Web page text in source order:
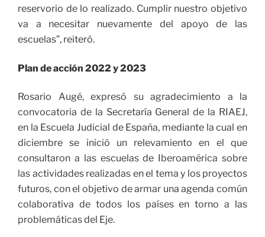
reservorio de lo realizado. Cumplir nuestro objetivo
va a necesitar nuevamente del apoyo de las
escuelas”, reiteró.
Plan de acción 2022 y 2023
Rosario Augé, expresó su agradecimiento a la
convocatoria de la Secretaría General de la RIAEJ,
en la Escuela Judicial de España, mediante la cual en
diciembre se inició un relevamiento en el que
consultaron a las escuelas de Iberoamérica sobre
las actividades realizadas en el tema y los proyectos
futuros, con el objetivo de armar una agenda común
colaborativa de todos los países en torno a las
problemáticas del Eje.